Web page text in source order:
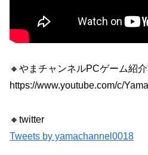
🔸やまチャンネルPCゲーム紹
https://www.youtube.com/c/
🔸twitter
Tweets by yamachannel0018